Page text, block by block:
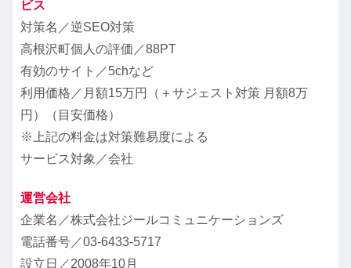
ビス
対策名／逆SEO対策
高根沢町個人の評価／88PT
有効のサイト／5chなど
利用価格／ 月額15万円（＋サジェスト対策 月額8万
円）
（目安価格）
※上記の料金は対策難易度による
サービス対象／会社
運営会社
企業名／株式会社ジールコミュニケーションズ
電話番号／03-6433-5717
設立日／2008年10月